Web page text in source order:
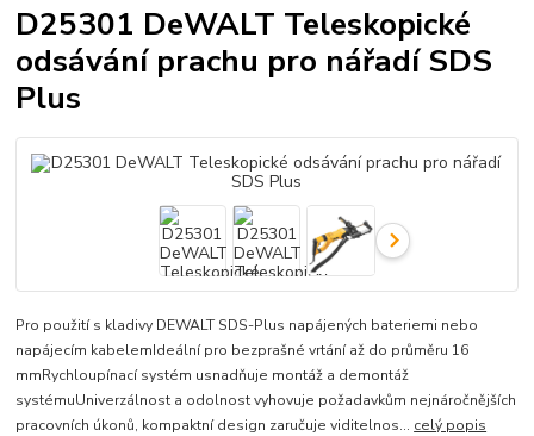
D25301 DeWALT Teleskopické
odsávání prachu pro nářadí SDS
Plus
Pro použití s kladivy DEWALT SDS-Plus napájených bateriemi nebo
napájecím kabelemIdeální pro bezprašné vrtání až do průměru 16
mmRychloupínací systém usnadňuje montáž a demontáž
systémuUniverzálnost a odolnost vyhovuje požadavkům nejnáročnějších
pracovních úkonů, kompaktní design zaručuje viditelnos... celý popis